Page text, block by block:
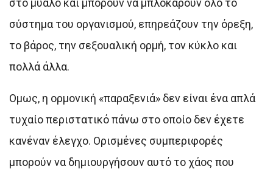
στο μυαλό και μπορούν να μπλοκάρουν όλο το
σύστημα του οργανισμού, επηρεάζουν την όρεξη,
το βάρος, την σεξουαλική ορμή, τον κύκλο και
πολλά άλλα.
Ομως, η ορμονική «παραξενιά» δεν είναι ένα απλά
τυχαίο περιστατικό πάνω στο οποίο δεν έχετε
κανέναν έλεγχο. Ορισμένες συμπεριφορές
μπορούν να δημιουργήσουν αυτό το χάος που